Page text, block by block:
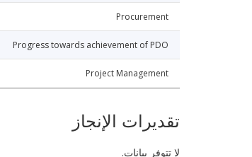
Procurement
Progress towards achievement of PDO
Project Management
تقديرات الإنجاز
لا تتوفر بيانات.